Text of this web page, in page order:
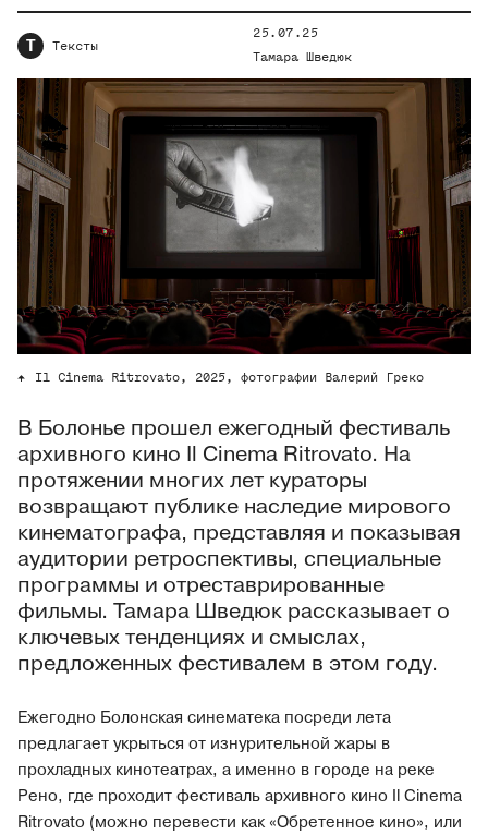
Т Тексты
25.07.25
Тамара Шведюк
Il Cinema Ritrovato, 2025, фотографии Валерий Греко
В Болонье прошел ежегодный фестиваль
архивного кино Il Cinema Ritrovato. На
протяжении многих лет кураторы
возвращают публике наследие мирового
кинематографа, представляя и показывая
аудитории ретроспективы, специальные
программы и отреставрированные
фильмы. Тамара Шведюк рассказывает о
ключевых тенденциях и смыслах,
предложенных фестивалем в этом году.
Ежегодно Болонская синематека посреди лета
предлагает укрыться от изнурительной жары в
прохладных кинотеатрах, а именно в городе на реке
Рено, где проходит фестиваль архивного кино Il Cinema
Ritrovato (можно перевести как «Обретенное кино», или